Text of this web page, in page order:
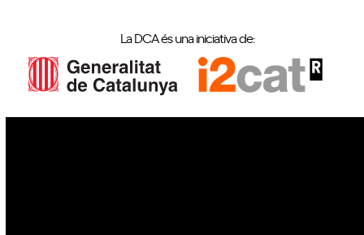
La DCA és una iniciativa de: